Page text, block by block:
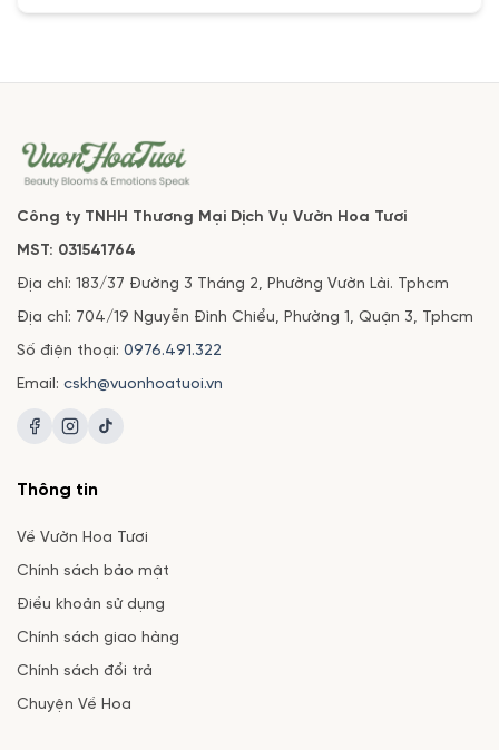
Công ty TNHH Thương Mại Dịch Vụ Vườn Hoa Tươi
MST: 031541764
Địa chỉ: 183/37 Đường 3 Tháng 2, Phường Vườn Lài. Tphcm
Địa chỉ: 704/19 Nguyễn Đình Chiểu, Phường 1, Quận 3, Tphcm
Số điện thoại: 0976.491.322
Email: cskh@vuonhoatuoi.vn
Thông tin
Về Vườn Hoa Tươi
Chính sách bảo mật
Điều khoản sử dụng
Chính sách giao hàng
Chính sách đổi trả
Chuyện Về Hoa